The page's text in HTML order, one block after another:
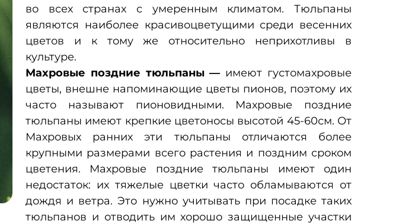
во всех странах с умеренным климатом. Тюльпаны
являются наиболее красивоцветущими среди весенних
цветов и к тому же относительно неприхотливы в
культуре.
Махровые поздние тюльпаны — имеют густомахровые
цветы, внешне напоминающие цветы пионов, поэтому их
часто называют пионовидными. Махровые поздние
тюльпаны имеют крепкие цветоносы высотой 45-60см. От
Махровых ранних эти тюльпаны отличаются более
крупными размерами всего растения и поздним сроком
цветения. Махровые поздние тюльпаны имеют один
недостаток: их тяжелые цветки часто обламываются от
дождя и ветра. Это нужно учитывать при посадке таких
тюльпанов и отводить им хорошо защищенные участки